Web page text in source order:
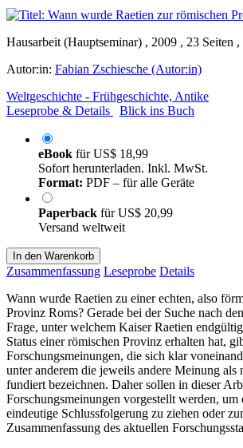
Hausarbeit (Hauptseminar) , 2009 , 23 Seiten
Autor:in: Fabian Zschiesche (Autor:in)
Weltgeschichte - Frühgeschichte, Antike
Leseprobe & Details
Blick ins Buch
eBook fürUS$ 18,99
Sofort herunterladen. Inkl. MwSt.
Format: PDF – für alle Geräte
Paperback fürUS$ 20,99
Versand weltweit
In den Warenkorb
Zusammenfassung Leseprobe Details
Wann wurde Raetien zu einer echten, also
Provinz Roms? Gerade bei der Suche nach
Frage, unter welchem Kaiser Raetien
Status einer römischen Provinz erhalten hat,
Forschungsmeinungen, die sich klar
unter anderem die jeweils andere Meinung
fundiert bezeichnen. Daher sollen in dieser
Forschungsmeinungen vorgestellt werden, um
eindeutige Schlussfolgerung zu ziehen oder
Zusammenfassung des aktuellen